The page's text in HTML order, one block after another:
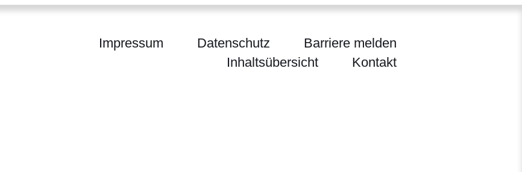
Impressum Datenschutz
Barriere melden
Inhaltsübersicht
Kontakt